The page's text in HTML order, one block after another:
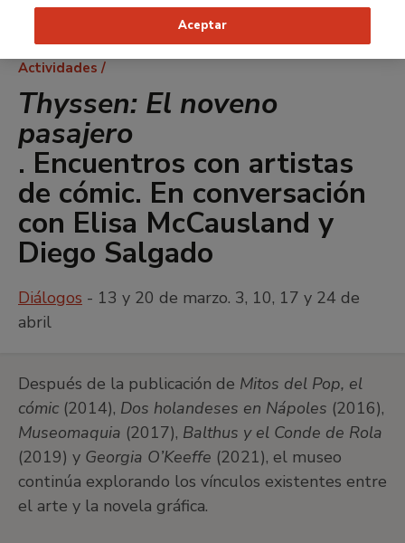
Ruta
de
navegación
Actividades
Thyssen: El noveno
pasajero
. Encuentros con artistas
de cómic. En conversación
con Elisa McCausland y
Diego Salgado
Diálogos - 13 y 20 de marzo. 3, 10, 17 y 24 de
abril
Después de la publicación de Mitos del Pop, el
cómic (2014), Dos holandeses en Nápoles (2016),
Museomaquia (2017), Balthus y el Conde de Rola
(2019) y Georgia O’Keeffe (2021), el museo
continúa explorando los vínculos existentes entre
el arte y la novela gráfica.
Aceptar